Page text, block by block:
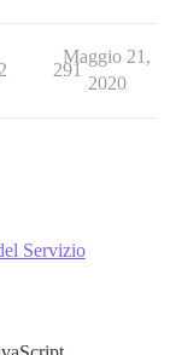
2 291
Maggio 21,
2020
Servizio